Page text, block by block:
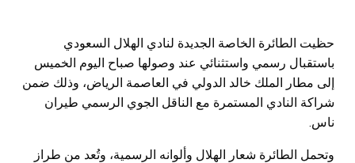
حظيت الطائرة الخاصة الجديدة لنادي الهلال السعودي
باستقبال رسمي واستثنائي عند وصولها صباح اليوم الخميس
إلى مطار الملك خالد الدولي في العاصمة الرياض، وذلك ضمن
شراكة النادي المستمرة مع الناقل الجوي الرسمي طيران
ناس.
وتحمل الطائرة شعار الهلال وألوانه الرسمية، وتُعد من طراز